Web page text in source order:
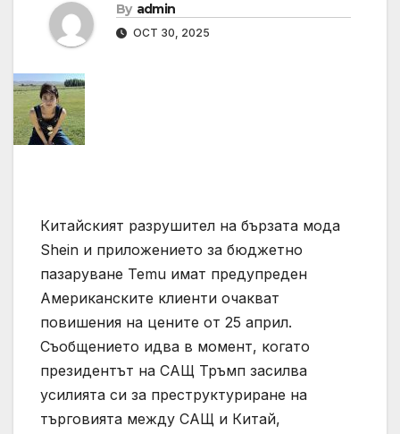
By admin
OCT 30, 2025
Китайският разрушител на бързата мода
Shein и приложението за бюджетно
пазаруване Temu имат предупреден
Американските клиенти очакват
повишения на цените от 25 април.
Съобщението идва в момент, когато
президентът на САЩ Тръмп засилва
усилията си за преструктуриране на
търговията между САЩ и Китай,